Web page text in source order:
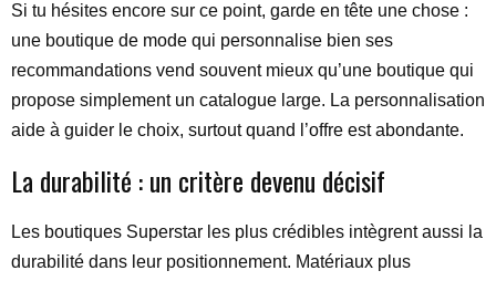
Si tu hésites encore sur ce point, garde en tête une chose :
une boutique de mode qui personnalise bien ses
recommandations vend souvent mieux qu’une boutique qui
propose simplement un catalogue large. La personnalisation
aide à guider le choix, surtout quand l’offre est abondante.
La durabilité : un critère devenu décisif
Les boutiques Superstar les plus crédibles intègrent aussi la
durabilité dans leur positionnement. Matériaux plus